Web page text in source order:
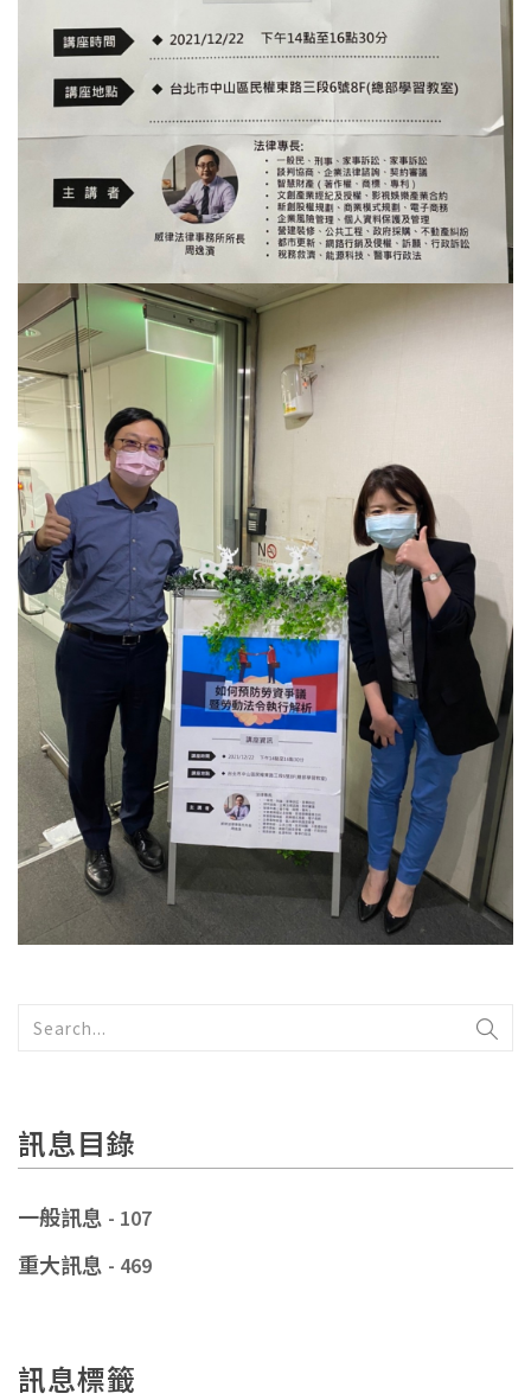
訊息目錄
一般訊息 - 107
重大訊息 - 469
訊息標籤